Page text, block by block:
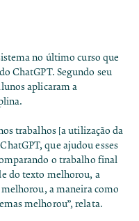
no último curso que
ChatGPT. Segundo seu
aplicaram a
trabalhos [a utilização da
que ajudou esses
o trabalho final
do texto melhorou, a
a maneira como
melhorou”, relata.